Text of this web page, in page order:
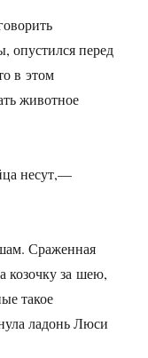
опустился перед
в этом
животное
несут,—
Сраженная
козочку за шею,
такое
ладонь Люси